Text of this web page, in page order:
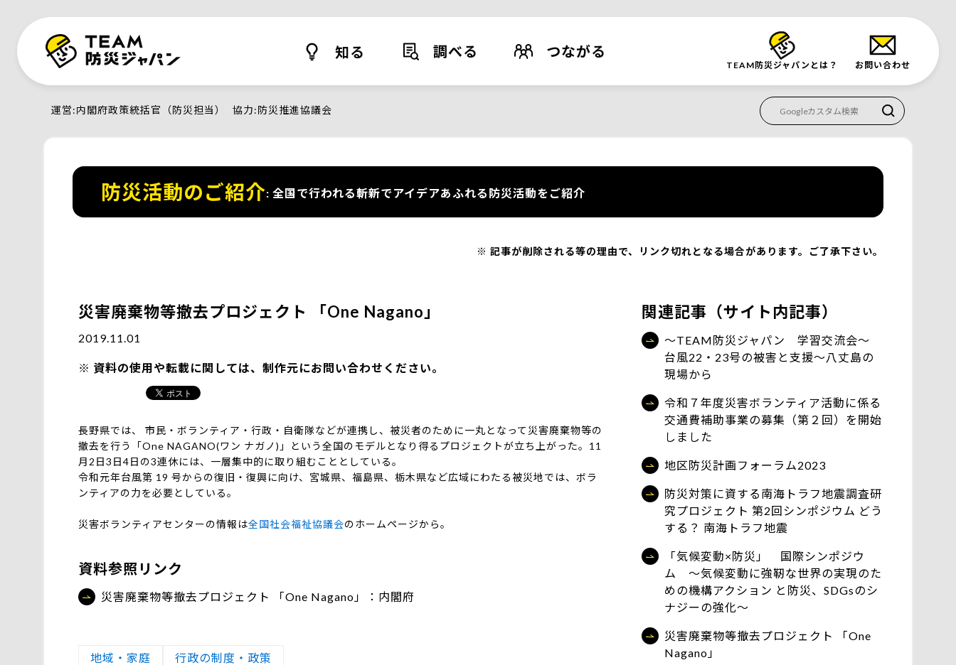
知る 調べる つながる
TEAM防災ジャパンとは？ お問い合わせ
運営 内閣府政策統括官（防災担当） 協力 防災推進協議会
防災活動のご紹介 全国で行われる斬新でアイデアあふれる防災活動をご紹介
記事が削除される等の理由で、リンク切れとなる場合があります。ご了承下さい。
災害廃棄物等撤去プロジェクト 「One Nagano」
2019.11.01
資料の使用や転載に関しては、制作元にお問い合わせください。
長野県では、 市民・ボランティア・行政・自衛隊などが連携し、被災者のために一丸となって災害廃棄物等の
撤去を行う「One NAGANO(ワン ナガノ)」という全国のモデルとなり得るプロジェクトが立ち上がった。11
月2日3日4日の3連休には、一層集中的に取り組むこととしている。
令和元年台風第 19 号からの復旧・復興に向け、宮城県、福島県、栃木県など広域にわたる被災地では、ボラ
ンティアの力を必要としている。
災害ボランティアセンターの情報は全国社会福祉協議会のホームページから。
資料参照リンク
災害廃棄物等撤去プロジェクト 「One Nagano」：内閣府
地域・家庭
行政の制度・政策
関連記事（サイト内記事）
～TEAM防災ジャパン 学習交流会～
台風22・23号の被害と支援～八丈島の
現場から
令和７年度災害ボランティア活動に係る
交通費補助事業の募集（第２回）を開始
しました
地区防災計画フォーラム2023
防災対策に資する南海トラフ地震調査研
究プロジェクト 第2回シンポジウム どう
する？ 南海トラフ地震
「気候変動×防災」 国際シンポジウ
ム ～気候変動に強靭な世界の実現のた
めの機構アクション と防災、SDGsのシ
ナジーの強化～
災害廃棄物等撤去プロジェクト 「One
Nagano」